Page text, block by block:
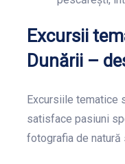
Excursii
Dunării –
Excursiile tematice
satisface pasiuni
fotografia de